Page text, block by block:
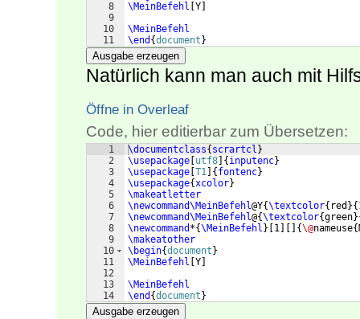
8
9
10
11
\MeinBefehl Y
\MeinBefehl
\end {document }
Ausgabe erzeugen
Natürlich kann man auch mit
Öffne in Overleaf
Code, hier editierbar zum Übersetzen:
1
2
3
4
5
6
7
8
9
10
11
12
13
14
\documentclass{ scrartcl }
\usepackage utf8 { inputenc}
\usepackage T1 { fontenc}
\usepackage{xcolor}
\makeatletter
\newcommand\MeinBefehl@Y{\textcolor{ red }{
\newcommand\MeinBefehl@{\textcolor{green}
\newcommand *{\MeinBefehl } 1 {\@nameuse{
\makeatother
\begin{document }
\MeinBefehl Y
\MeinBefehl
\end {document }
Ausgabe erzeugen